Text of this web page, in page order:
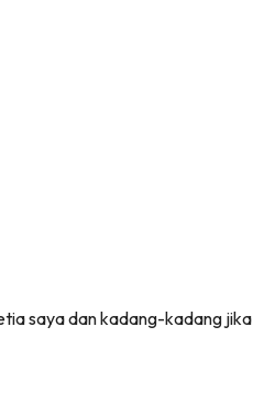
saya dan kadang-kadang jika